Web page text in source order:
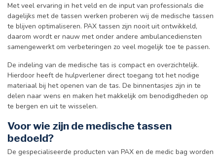
Met veel ervaring in het veld en de input van professionals die
dagelijks met de tassen werken proberen wij de medische tassen
te blijven optimaliseren. PAX tassen zijn nooit uit ontwikkeld,
daarom wordt er nauw met onder andere ambulancediensten
samengewerkt om verbeteringen zo veel mogelijk toe te passen.
De indeling van de medische tas is compact en overzichtelijk.
Hierdoor heeft de hulpverlener direct toegang tot het nodige
materiaal bij het openen van de tas. De binnentasjes zijn in te
delen naar wens en maken het makkelijk om benodigdheden op
te bergen en uit te wisselen.
Voor wie zijn de medische tassen
bedoeld?
De gespecialiseerde producten van PAX en de medic bag worden